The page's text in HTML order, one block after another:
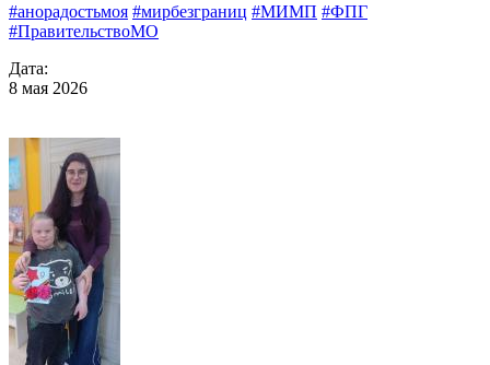
#анорадостьмоя #мирбезграниц #МИМП #ФПГ
#ПравительствоМО
Дата:
8 мая 2026